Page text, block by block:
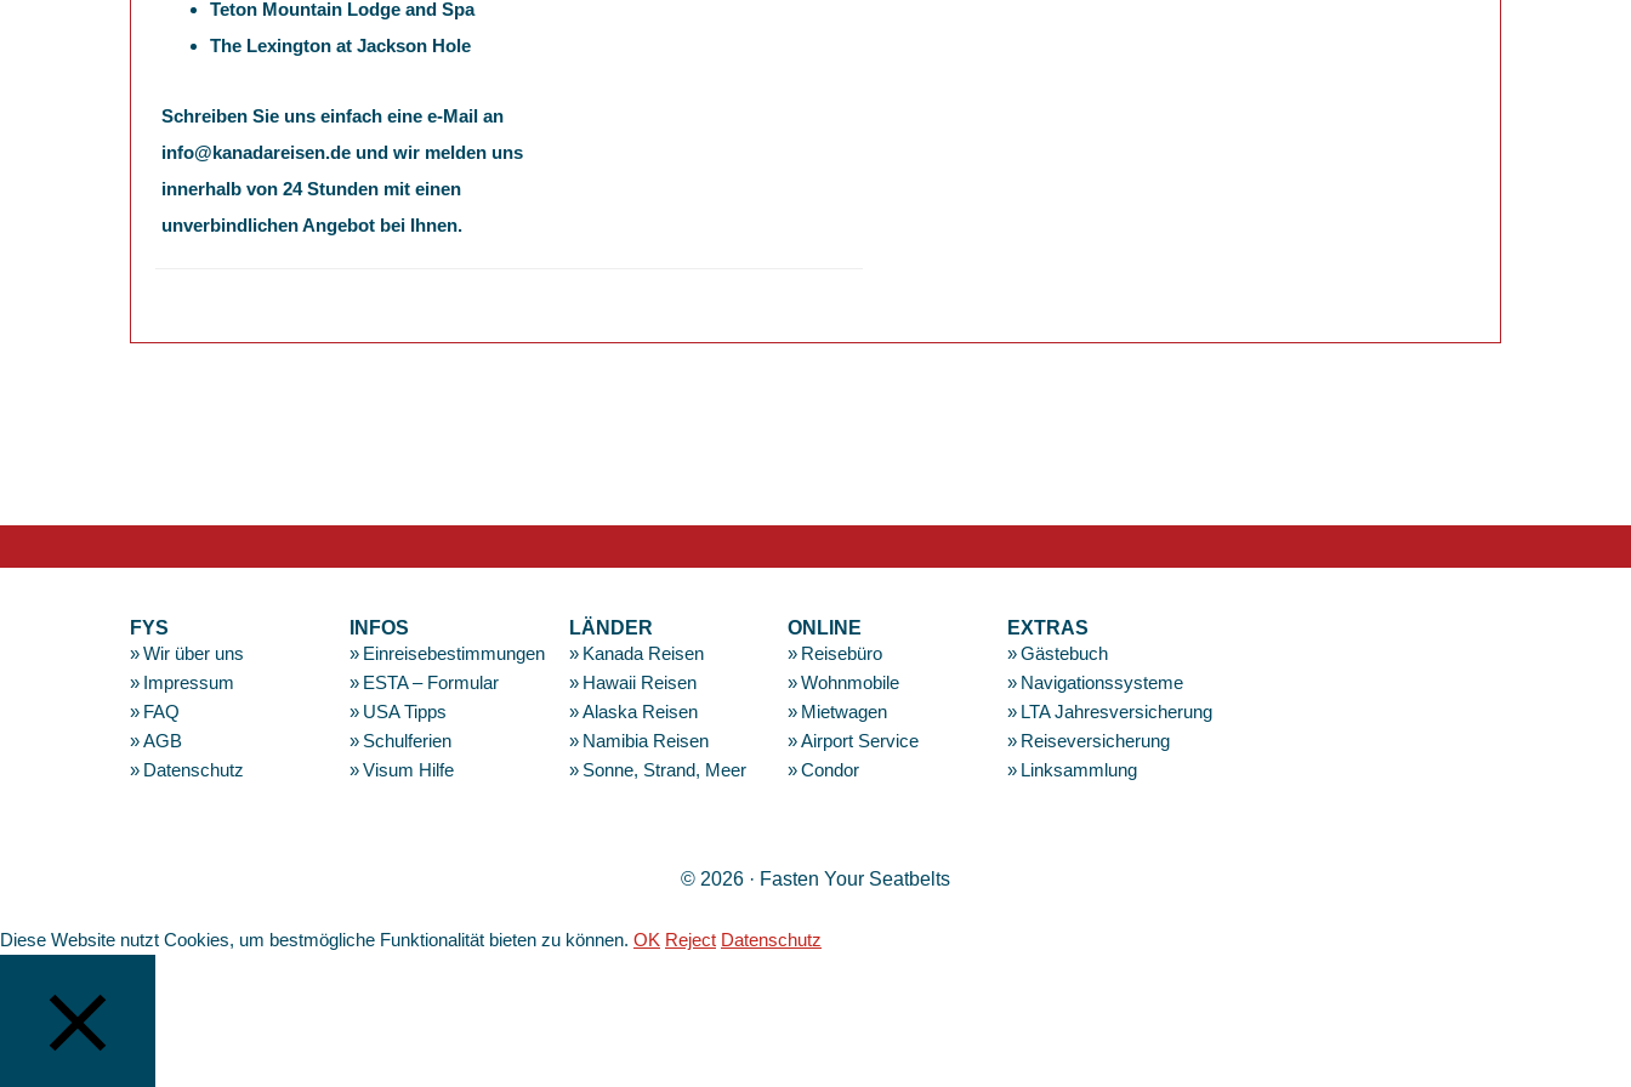
Teton Mountain Lodge and Spa
The Lexington at Jackson Hole
Schreiben Sie uns einfach eine e-Mail an
info@kanadareisen.de und wir melden uns
innerhalb von 24 Stunden mit einen
unverbindlichen Angebot bei Ihnen.
FYS
Wir über uns
Impressum
FAQ
AGB
Datenschutz
INFOS
Einreisebestimmungen
ESTA – Formular
USA Tipps
Schulferien
Visum Hilfe
LÄNDER
Kanada Reisen
Hawaii Reisen
Alaska Reisen
Namibia Reisen
Sonne, Strand, Meer
ONLINE
Reisebüro
Wohnmobile
Mietwagen
Airport Service
Condor
EXTRAS
Gästebuch
Navigationssysteme
LTA Jahresversicherung
Reiseversicherung
Linksammlung
© 2026 · Fasten Your Seatbelts
Diese Website nutzt Cookies, um bestmögliche Funktionalität bieten zu können. OK Reject Datenschutz